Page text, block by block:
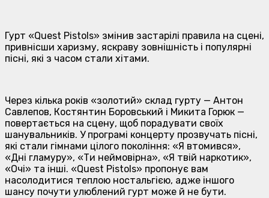
Гурт «Quest Pistols» змінив застарілі правила на сцені,
привнісши харизму, яскраву зовнішність і популярні
пісні, які з часом стали хітами.
Через кілька років «золотий» склад гурту — Антон
Савлепов, Костянтин Боровський і Микита Горюк —
повертається на сцену, щоб порадувати своїх
шанувальників. У програмі концерту прозвучать пісні,
які стали гімнами цілого покоління: «Я втомився»,
«Дні гламуру», «Ти неймовірна», «Я твій наркотик»,
«Очі» та інші. «Quest Pistols» пропонує вам
насолодитися теплою ностальгією, адже іншого
шансу почути улюблений гурт може й не бути.